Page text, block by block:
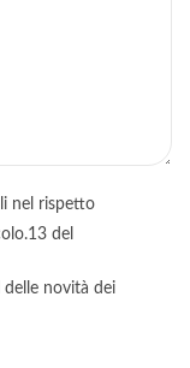
nel rispetto
del
novità dei